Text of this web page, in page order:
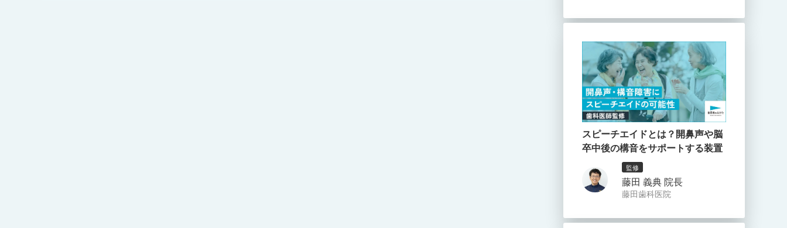
スピーチエイドとは？開鼻声や脳
卒中後の構音をサポートする装置
監修
藤田 義典 院長
藤田歯科医院